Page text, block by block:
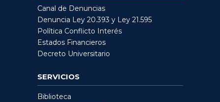
Canal de Denuncias
Denuncia Ley 20.393 y Ley 21.595
Política Conflicto Interés
Estados Financieros
Decreto Universitario
SERVICIOS
Biblioteca